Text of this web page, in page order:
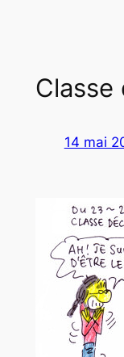
Classe
14 mai